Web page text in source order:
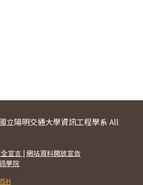
立陽明交通大學資訊工程學系 All
宣言 | 網站資料開放宣告
學院